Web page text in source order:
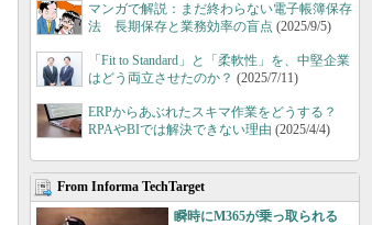
マンガで解説：まだ終わらない電子帳簿保存
法 長期保存と業務効率の盲点 (2025/9/5)
「Fit to Standard」と「柔軟性」を、中堅企業
はどう両立させたのか？ (2025/7/11)
ERPからあぶれたスキマ作業をどうする？
RPAやBIでは解決できない理由 (2025/4/4)
From Informa TechTarget
瞬時にM365が乗っ取られる